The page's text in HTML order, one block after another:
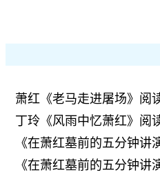
萧红《老马走进屠场》阅
丁玲《风雨中忆萧红》阅
《在萧红墓前的五分钟讲
《在萧红墓前的五分钟讲